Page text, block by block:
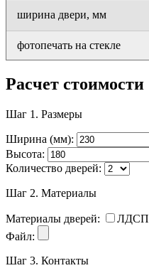
ширина двери, мм
фотопечать на стекле
Расчет стоимости
Шаг 1. Размеры
Ширина (мм):
Высота:
Количество дверей:
Шаг 2. Материалы
Материалы дверей: ЛДСП
Файл:
Шаг 3. Контакты